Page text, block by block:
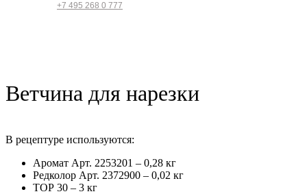
Ветчина для нарезки
В рецептуре используются:
Аромат Арт. 2253201 – 0,28 кг
Редколор Арт. 2372900 – 0,02 кг
ТОР 30 – 3 кг
+7 495 268 0 777